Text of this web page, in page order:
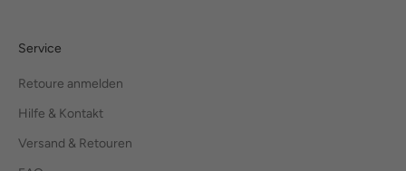
Service
Retoure anmelden
Hilfe & Kontakt
Versand & Retouren